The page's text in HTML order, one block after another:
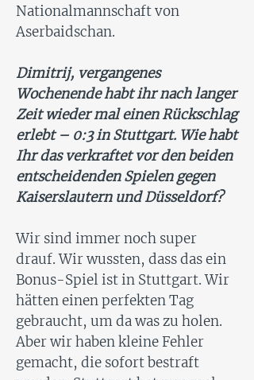
Nationalmannschaft von
Aserbaidschan.
Dimitrij, vergangenes
Wochenende habt ihr nach langer
Zeit wieder mal einen Rückschlag
erlebt – 0:3 in Stuttgart. Wie habt
Ihr das verkraftet vor den beiden
entscheidenden Spielen gegen
Kaiserslautern und Düsseldorf?
Wir sind immer noch super
drauf. Wir wussten, dass das ein
Bonus-Spiel ist in Stuttgart. Wir
hätten einen perfekten Tag
gebraucht, um da was zu holen.
Aber wir haben kleine Fehler
gemacht, die sofort bestraft